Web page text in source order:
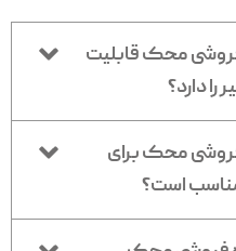
فروشی محک قابلیت
دارد؟
فروشی محک برای
است؟